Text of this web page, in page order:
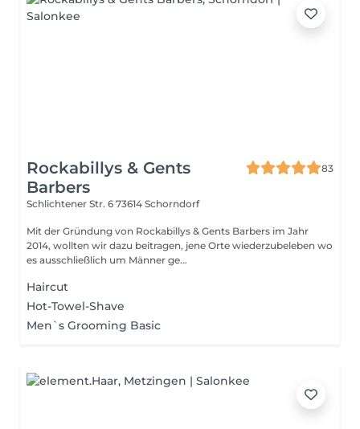
Rockabillys & Gents
Barbers
83
Schlichtener Str. 6 73614 Schorndorf
Mit der Gründung von Rockabillys & Gents Barbers im Jahr
2014, wollten wir dazu beitragen, jene Orte wiederzubeleben wo
es ausschließlich um Männer ge...
Haircut
Hot-Towel-Shave
Men`s Grooming Basic